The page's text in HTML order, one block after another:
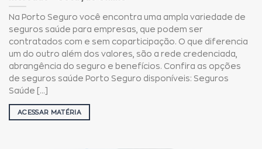
Na Porto Seguro você encontra uma ampla variedade de
seguros saúde para empresas, que podem ser
contratados com e sem coparticipação. O que diferencia
um do outro além dos valores, são a rede credenciada,
abrangência do seguro e benefícios. Confira as opções
de seguros saúde Porto Seguro disponíveis: Seguros
Saúde [...]
ACESSAR MATÉRIA